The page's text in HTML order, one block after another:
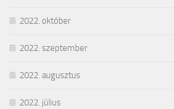
2022. október
2022. szeptember
2022. augusztus
2022. július